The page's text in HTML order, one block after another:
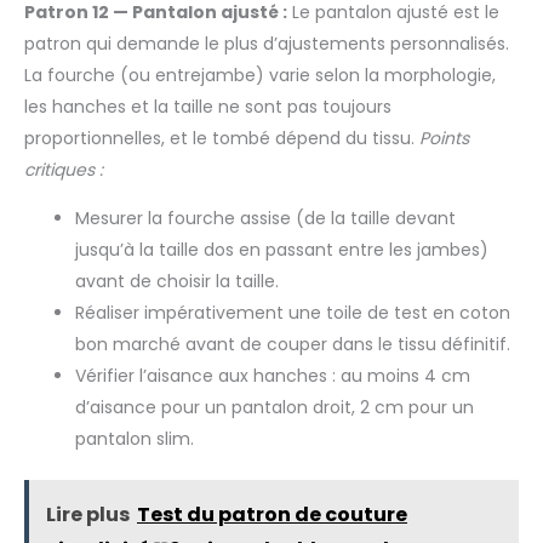
familiale britannique,
accompagne les couturières
depuis 1993.
intérieure (rideaux, literie et
plus encore)
fondre discrètement dans le tissu sans l’épaissir ni le raidir.
Parfait pour préserver le tombé naturel de vos créations.
Renforce avec efficacité cols, poignets, parementures ou
broderies délicates. Pour un maintien plus ferme, utilisez en
double épaisseur : un renfort léger, modulable selon vos
besoins. 【Spécial couture et textile créatif】 – Compatible
coton, polyester, lin, viscose et tissus fins. Utilisable en
simple ou double épaisseur selon le maintien souhaité.
Idéal pour les projets débutants ou experts. 【Livraison
facilitée, stockage pratique】 – Entoilage livré à plat (et non
dans vos tiroirs ou classeurs, et une expédition simplifiée.
Les éventuels plis liés au pliage n’affectent en rien la pose
ni la qualité du travail : ils disparaissent naturellement au
repassage en le fixant. Lavable à 40 °C, repassable vapeur.
Patron 12 — Pantalon ajusté : Le pantalon ajusté est le
patron qui demande le plus d’ajustements personnalisés.
La fourche (ou entrejambe) varie selon la morphologie,
les hanches et la taille ne sont pas toujours
proportionnelles, et le tombé dépend du tissu. Points
critiques :
Mesurer la fourche assise (de la taille devant
jusqu’à la taille dos en passant entre les jambes)
avant de choisir la taille.
Réaliser impérativement une toile de test en coton
bon marché avant de couper dans le tissu définitif.
Vérifier l’aisance aux hanches : au moins 4 cm
d’aisance pour un pantalon droit, 2 cm pour un
pantalon slim.
Lire plus Test du patron de couture